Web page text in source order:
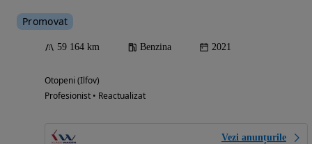
Promovat
59 164 km Benzina 2021
Otopeni (Ilfov)
Profesionist • Reactualizat
Vezi anunțurile